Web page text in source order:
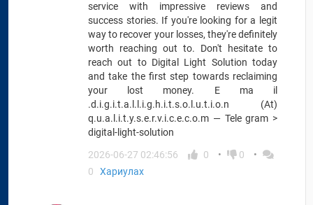
service with impressive reviews and
success stories. If you're looking for a legit
way to recover your losses, they're definitely
worth reaching out to. Don't hesitate to
reach out to Digital Light Solution today
and take the first step towards reclaiming
your lost money. E ma il
.d.i.g.i.t.a.l.l.i.g.h.i.t.s.o.l.u.t.i.o.n (At)
q.u.a.l.i.t.y.s.e.r.v.i.c.e.c.o.m — Tele gram >
digital-light-solution
2026-06-27 02:46:56
0
0
0
Хариулах